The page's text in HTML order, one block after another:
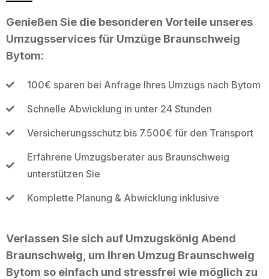
Genießen Sie die besonderen Vorteile unseres
Umzugsservices für Umzüge Braunschweig
Bytom:
100€ sparen bei Anfrage Ihres Umzugs nach Bytom
Schnelle Abwicklung in unter 24 Stunden
Versicherungsschutz bis 7.500€ für den Transport
Erfahrene Umzugsberater aus Braunschweig
unterstützen Sie
Komplette Planung & Abwicklung inklusive
Verlassen Sie sich auf Umzugskönig Abend
Braunschweig, um Ihren Umzug Braunschweig
Bytom so einfach und stressfrei wie möglich zu